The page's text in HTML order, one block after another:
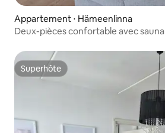
Appartement ⋅ Hämeenlinna
Deux-pièces confortable avec sauna
Superhôte
Superhôte